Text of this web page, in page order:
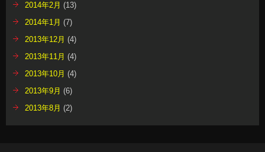
2014年2月 (13)
2014年1月 (7)
2013年12月 (4)
2013年11月 (4)
2013年10月 (4)
2013年9月 (6)
2013年8月 (2)